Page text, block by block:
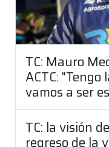
TC: Mauro
ACTC:
vamos a ser
TC: la visión
regreso de la